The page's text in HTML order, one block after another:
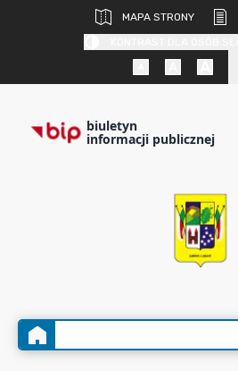
MAPA STRONY
biuletyn
informacji publicznej